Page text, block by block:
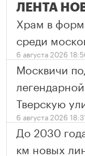
ЛЕНТА
Храм в
среди
6 августа 2026
Москвичи
Тверскую
6 августа 2026
До 2030
км новых